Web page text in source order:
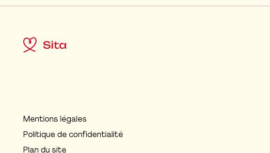
Mentions légales
Politique de confidentialité
Plan du site